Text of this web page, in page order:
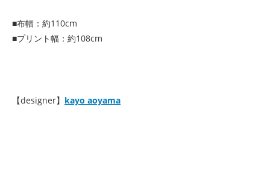
■布幅：約110cm
■プリント幅：約108cm
【designer】 kayo aoyama